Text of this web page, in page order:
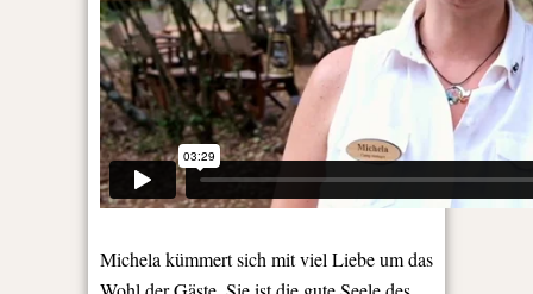
Michela kümmert sich mit viel Liebe um das